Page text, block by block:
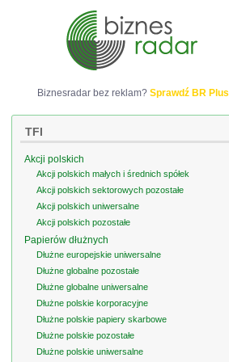
Biznesradar bez reklam? Sprawdź BR Plus
TFI
Akcji polskich
Akcji polskich małych i średnich spółek
Akcji polskich sektorowych pozostałe
Akcji polskich uniwersalne
Akcji polskich pozostałe
Papierów dłużnych
Dłużne europejskie uniwersalne
Dłużne globalne pozostałe
Dłużne globalne uniwersalne
Dłużne polskie korporacyjne
Dłużne polskie papiery skarbowe
Dłużne polskie pozostałe
Dłużne polskie uniwersalne